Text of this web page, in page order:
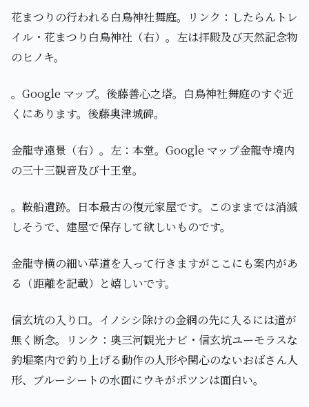
花まつりの行われる白鳥神社舞庭。リンク：したらんトレ
イル・花まつり白鳥神社（右）。左は拝殿及び天然記念物
のヒノキ。
。Google マップ。後藤善心之塔。白鳥神社舞庭のすぐ近
くにあります。後藤奥津城碑。
金龍寺遠景（右）。左：本堂。Google マップ金龍寺境内
の三十三観音及び十王堂。
。鞍船遺跡。日本最古の復元家屋です。このままでは消滅
しそうで、建屋で保存して欲しいものです。
金龍寺横の細い草道を入って行きますがここにも案内があ
る（距離を記載）と嬉しいです。
信玄坑の入り口。イノシシ除けの金網の先に入るには道が
無く断念。リンク：奥三河観光ナビ・信玄坑ユーモラスな
釣堀案内で釣り上げる動作の人形や関心のないおばさん人
形、ブルーシートの水面にウキがポツンは面白い。